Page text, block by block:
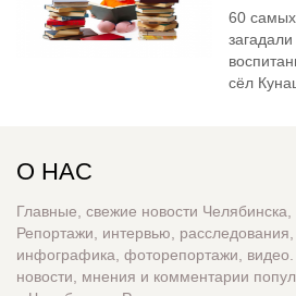
60 самых
сёл
О НАС
Главные, свежие новости Челябинска,
Репортажи, интервью,
инфографика, фоторепортажи,
новости, мнения и комментарии